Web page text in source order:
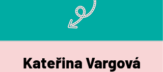
Kateřina Vargová